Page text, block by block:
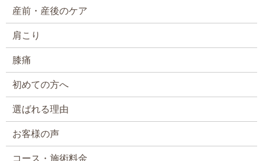
産前・産後のケア
肩こり
膝痛
初めての方へ
選ばれる理由
お客様の声
コース・施術料金